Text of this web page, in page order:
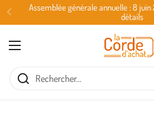
Passer au contenu
Assemblée générale annuelle : 8
détails
Ouvrir le menu